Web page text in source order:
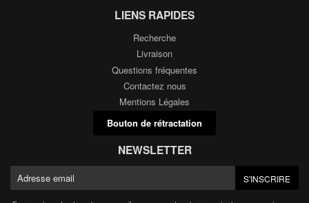
LIENS RAPIDES
Recherche
Livraison
Questions fréquentes
Contactez nous
Mentions Légales
Bouton de rétractation
NEWSLETTER
S'INSCRIRE